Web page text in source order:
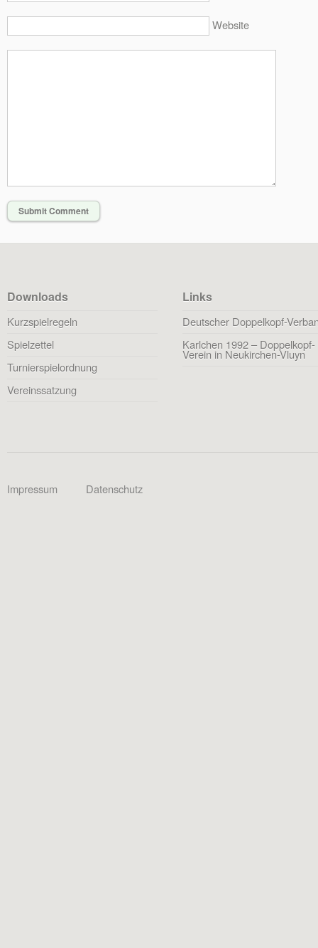
Website
Downloads
Kurzspielregeln
Spielzettel
Turnierspielordnung
Vereinssatzung
Links
Deutscher Doppelkopf-
Karlchen 1992 – Doppelkopf-
Verein in Neukirchen-Vluyn
Impressum Datenschutz